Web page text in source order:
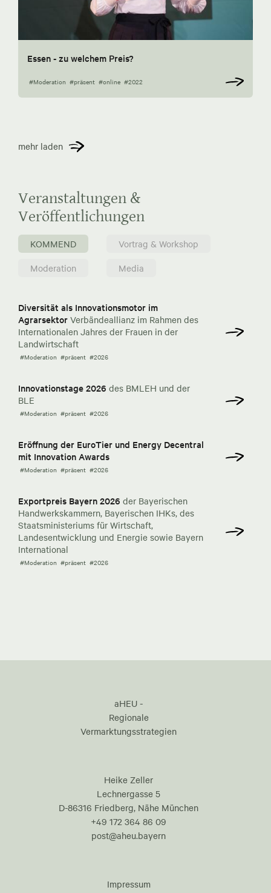
Essen - zu welchem Preis?
#Moderation #präsent #online #2022
mehr laden
Veranstaltungen &
Veröffentlichungen
KOMMEND
Vortrag & Workshop
Moderation
Media
Diversität als Innovationsmotor im
Agrarsektor Verbändeallianz im Rahmen des
Internationalen Jahres der Frauen in der
Landwirtschaft
#Moderation #präsent #2026
Innovationstage 2026 des BMLEH und der
BLE
#Moderation #präsent #2026
Eröffnung der EuroTier und Energy Decentral
mit Innovation Awards
#Moderation #präsent #2026
Exportpreis Bayern 2026 der Bayerischen
Handwerkskammern, Bayerischen IHKs, des
Staatsministeriums für Wirtschaft,
Landesentwicklung und Energie sowie Bayern
International
#Moderation #präsent #2026
aHEU -
Regionale
Vermarktungsstrategien
Heike Zeller
Lechnergasse 5
D-86316 Friedberg, Nähe München
+49 172 364 86 09
post@aheu.bayern
Impressum